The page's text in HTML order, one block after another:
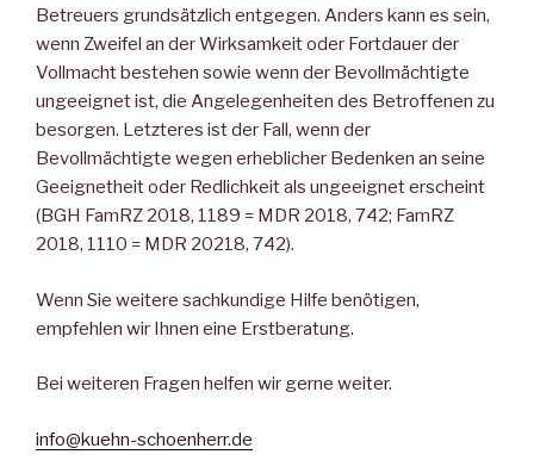
Betreuers grundsätzlich entgegen. Anders kann es sein,
wenn Zweifel an der Wirksamkeit oder Fortdauer der
Vollmacht bestehen sowie wenn der Bevollmächtigte
ungeeignet ist, die Angelegenheiten des Betroffenen zu
besorgen. Letzteres ist der Fall, wenn der
Bevollmächtigte wegen erheblicher Bedenken an seine
Geeignetheit oder Redlichkeit als ungeeignet erscheint
(BGH FamRZ 2018, 1189 = MDR 2018, 742; FamRZ
2018, 1110 = MDR 20218, 742).
Wenn Sie weitere sachkundige Hilfe benötigen,
empfehlen wir Ihnen eine Erstberatung.
Bei weiteren Fragen helfen wir gerne weiter.
info@kuehn-schoenherr.de